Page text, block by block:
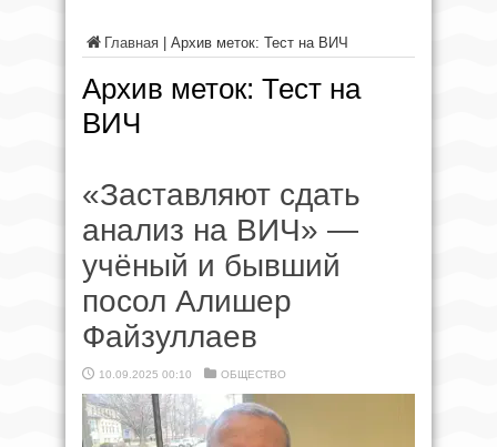
Главная Архив меток: Тест на ВИЧ
Архив меток: Тест на
ВИЧ
«Заставляют сдать
анализ на ВИЧ» —
учёный и бывший
посол Алишер
Файзуллаев
10.09.2025 00:10 ОБЩЕСТВО